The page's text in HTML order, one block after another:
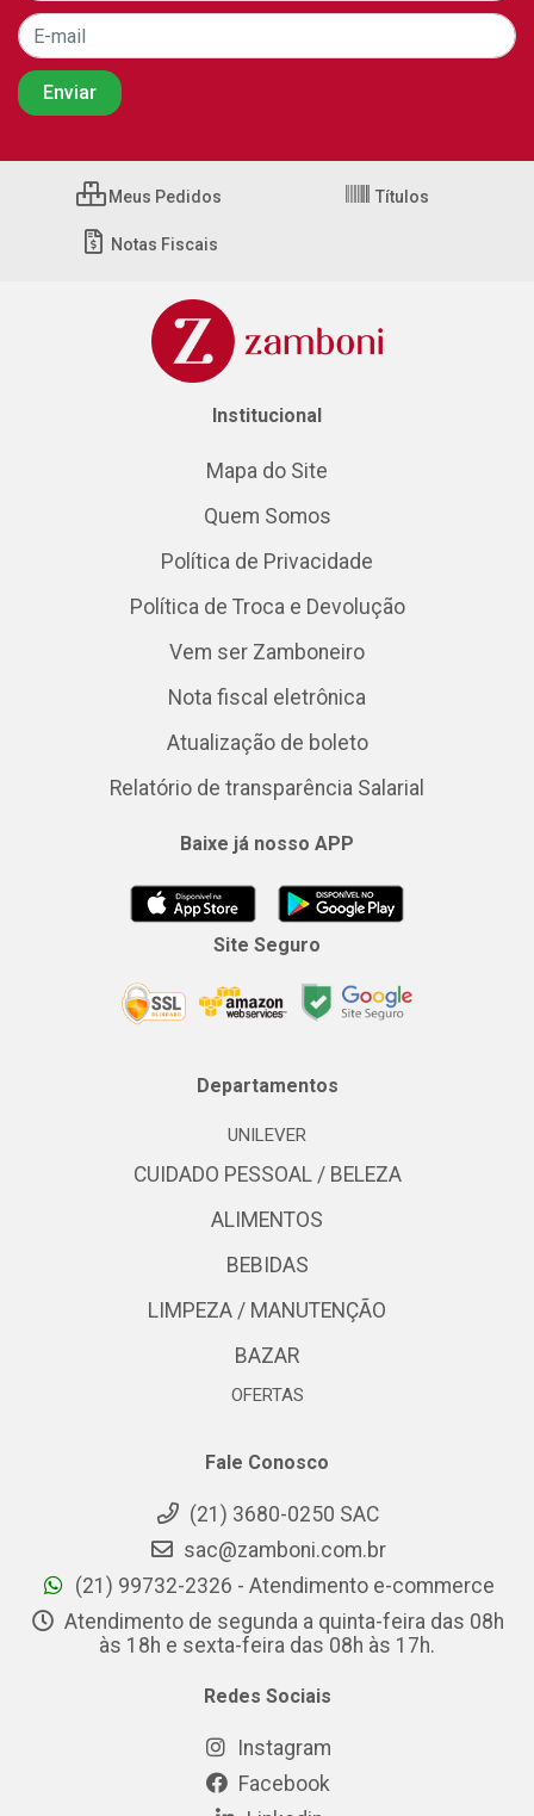
Meus Pedidos Títulos
Notas Fiscais
Institucional
Mapa do Site
Quem Somos
Política de Privacidade
Política de Troca e Devolução
Vem ser Zamboneiro
Nota fiscal eletrônica
Atualização de boleto
Relatório de transparência Salarial
Baixe já nosso APP
Site Seguro
Departamentos
UNILEVER
CUIDADO PESSOAL / BELEZA
ALIMENTOS
BEBIDAS
LIMPEZA / MANUTENÇÃO
BAZAR
OFERTAS
Fale Conosco
(21) 3680-0250 SAC
sac@zamboni.com.br
(21) 99732-2326 - Atendimento e-commerce
Atendimento de segunda a quinta-feira das 08h
às 18h e sexta-feira das 08h às 17h.
Redes Sociais
Instagram
Facebook